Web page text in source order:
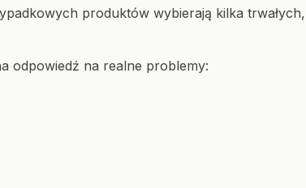
produktów wybierają kilka trwałych,
odpowiedź na realne problemy: